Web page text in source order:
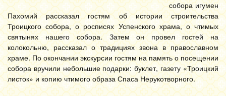
собора игумен
Пахомий рассказал гостям об истории строительства
Троицкого собора, о росписях Успенского храма, о чтимых
святынях нашего собора. Затем он провел гостей на
колокольню, рассказал о традициях звона в православном
храме. По окончании экскурсии гостям на память о посещении
собора вручили небольшие подарки: буклет, газету «Троицкий
листок» и копию чтимого образа Спаса Нерукотворного.